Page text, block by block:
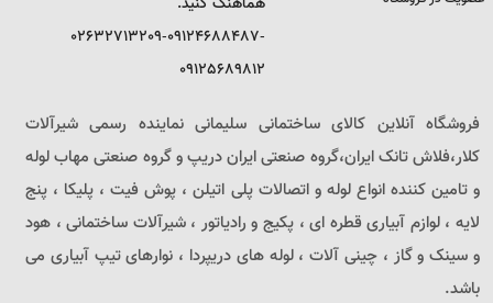
02632713209-09124688487-
09125689812
فروشگاه آنلاین کالای ساختمانی سلیمانی نماینده رسمی شیرآلات
کلار،فلاش تانک ایران،گروه صنعتی ایران دریپ و گروه صنعتی مهاب لوله
و تامین کننده انواع لوله و اتصالات پلی اتیلن ، پوش فیت ، پلیکا ، پنج
لایه ، لوازم آبیاری قطره ای ، پکیج و رادیاتور ، شیرآلات ساختمانی ، هود
و سینک و گاز ، چینی آلات ، لوله های دریپردا ، نوارهای تیپ آبیاری می
باشد.